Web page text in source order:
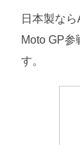
日本製な
Moto GP
す。